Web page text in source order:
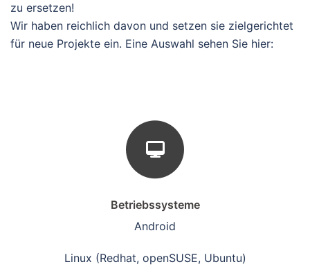
zu ersetzen!
Wir haben reichlich davon und setzen sie zielgerichtet
für neue Projekte ein. Eine Auswahl sehen Sie hier:
Betriebssysteme
Android
Linux (Redhat, openSUSE, Ubuntu)